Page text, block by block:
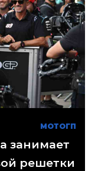
МОТОГП
занимает
решетки